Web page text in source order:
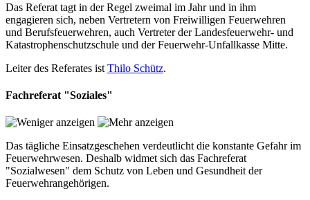
Das Referat tagt in der Regel zweimal im Jahr und in ihm
engagieren sich, neben Vertretern von Freiwilligen Feuerwehren
und Berufsfeuerwehren, auch Vertreter der Landesfeuerwehr- und
Katastrophenschutzschule und der Feuerwehr-Unfallkasse Mitte.
Leiter des Referates ist Thilo Schütz.
Fachreferat "Soziales"
Das tägliche Einsatzgeschehen verdeutlicht die konstante Gefahr im
Feuerwehrwesen. Deshalb widmet sich das Fachreferat
"Sozialwesen" dem Schutz von Leben und Gesundheit der
Feuerwehrangehörigen.